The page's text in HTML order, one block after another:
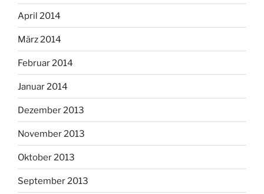
April 2014
März 2014
Februar 2014
Januar 2014
Dezember 2013
November 2013
Oktober 2013
September 2013